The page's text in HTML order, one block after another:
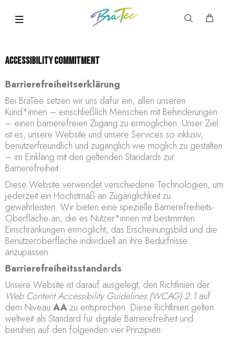
Accessibility Commitment
Barrierefreiheitserklärung
Bei BraTee setzen wir uns dafür ein, allen unseren
Kund*innen – einschließlich Menschen mit Behinderungen
– einen barrierefreien Zugang zu ermöglichen. Unser Ziel
ist es, unsere Website und unsere Services so inklusiv,
benutzerfreundlich und zugänglich wie möglich zu gestalten
– im Einklang mit den geltenden Standards zur
Barrierefreiheit.
Diese Website verwendet verschiedene Technologien, um
jederzeit ein Höchstmaß an Zugänglichkeit zu
gewährleisten. Wir bieten eine spezielle Barrierefreiheits-
Oberfläche an, die es Nutzer*innen mit bestimmten
Einschränkungen ermöglicht, das Erscheinungsbild und die
Benutzeroberfläche individuell an ihre Bedürfnisse
anzupassen.
Barrierefreiheitsstandards
Unsere Website ist darauf ausgelegt, den Richtlinien der
Web Content Accessibility Guidelines (WCAG) 2.1auf
dem Niveau AAzu entsprechen. Diese Richtlinien gelten
weltweit als Standard für digitale Barrierefreiheit und
beruhen auf den folgenden vier Prinzipien: